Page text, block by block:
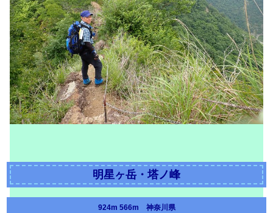
明星ヶ岳・塔ノ峰
924m 566m 神奈川県